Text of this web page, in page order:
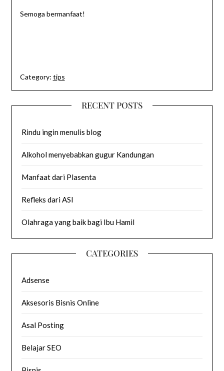
Semoga bermanfaat!
Category: tips
RECENT POSTS
Rindu ingin menulis blog
Alkohol menyebabkan gugur Kandungan
Manfaat dari Plasenta
Refleks dari ASI
Olahraga yang baik bagi Ibu Hamil
CATEGORIES
Adsense
Aksesoris Bisnis Online
Asal Posting
Belajar SEO